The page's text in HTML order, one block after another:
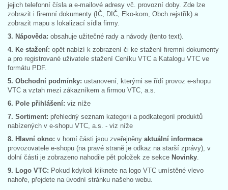
jejich telefonní čísla a e-mailové adresy vč. provozní doby. Zde lze
zobrazit i firemní dokumenty (IČ, DIČ, Eko-kom, Obch.rejstřík) a
zobrazit mapu s lokalizací sídla firmy.
3. Nápověda: obsahuje užitečné rady a návody (tento text).
4. Ke stažení: opět nabízí k zobrazení či ke stažení firemní dokumenty
a pro registrované uživatele stažení Ceníku VTC a Katalogu VTC ve
formátu PDF.
5. Obchodní podmínky: ustanovení, kterými se řídí provoz e-shopu
VTC a vztah mezi zákazníkem a firmou VTC, a.s.
6. Pole přihlášení: viz níže
7. Sortiment: přehledný seznam kategorii a podkategorií produktů
nabízených v e-shopu VTC, a.s. - viz níže
8. Hlavní okno: v horní části jsou zveřejněny aktuální informace
provozovatele e-shopu (na pravé straně je odkaz na starší zprávy), v
dolní části je zobrazeno nahodile pět položek ze sekce Novinky
9. Logo VTC: Pokud kdykoli kliknete na logo VTC umístěné vlevo
nahoře, přejdete na úvodní stránku našeho webu.